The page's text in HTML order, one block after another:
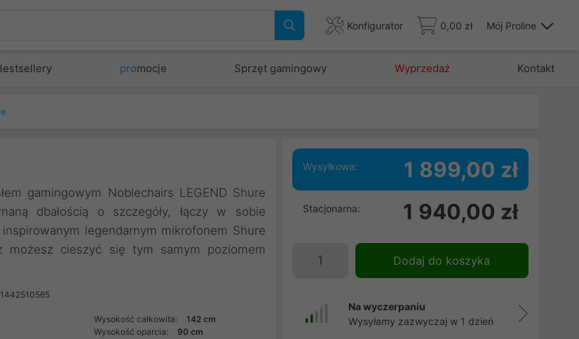
Konfigurator 0,00 zł Mój Proline
promocje Sprzęt gamingowy Wyprzedaż Kontakt
gamingowym Noblechairs LEGEND Shure
dbałością o szczegóły, łączy w sobie
legendarnym mikrofonem Shure
cieszyć się tym samym poziomem
Wysokość całkowita:
142 cm
Wysokość oparcia:
90 cm
Wysyłkowa: 1 899,00 zł
Stacjonarna: 1 940,00 zł
Dodaj do koszyka
Na wyczerpaniu
Wysyłamy zazwyczaj w 1 dzień